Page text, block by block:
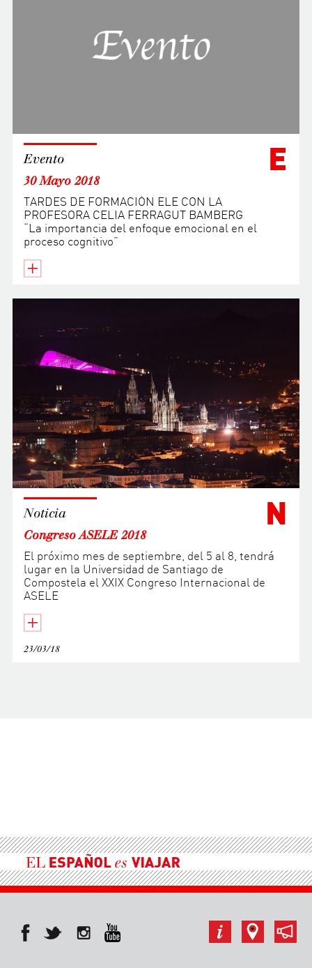
E
Evento
30 Mayo 2018
TARDES DE FORMACIÓN ELE CON LA
PROFESORA CELIA FERRAGUT BAMBERG
“La importancia del enfoque emocional en el
proceso cognitivo”
N
Noticia
Congreso ASELE 2018
El próximo mes de septiembre, del 5 al 8, tendrá
lugar en la Universidad de Santiago de
Compostela el XXIX Congreso Internacional de
ASELE
23/03/18